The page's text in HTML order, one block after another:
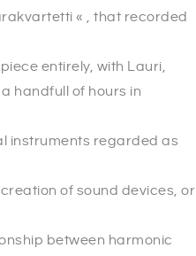
« , that recorded
entirely, with Lauri,
handfull of hours in
instruments regarded as
of sound devices, or
between harmonic